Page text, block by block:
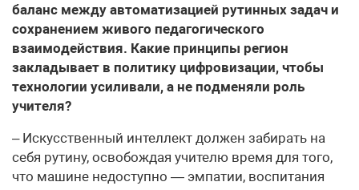
баланс между автоматизацией рутинных задач и
сохранением живого педагогического
взаимодействия. Какие принципы регион
закладывает в политику цифровизации, чтобы
технологии усиливали, а не подменяли роль
учителя?
– Искусственный интеллект должен забирать на
себя рутину, освобождая учителю время для того,
что машине недоступно — эмпатии, воспитания